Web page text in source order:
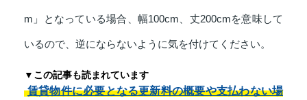
m」となっている場合、幅100cm、丈200cmを意味して
いるので、逆にならないように気を付けてください。
▼この記事も読まれています
賃貸物件に必要となる更新料の概要や支払わない場